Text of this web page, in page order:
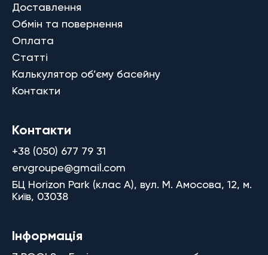
Доставлення
Обмін та повернення
Оплата
Статті
Калькулятор об’єму басейну
Контакти
Контакти
+38 (050) 677 79 31
ervgroupe@gmail.com
БЦ Horizon Park (клас A), вул. М. Амосова, 12, м.
Київ, 03038
Інформація